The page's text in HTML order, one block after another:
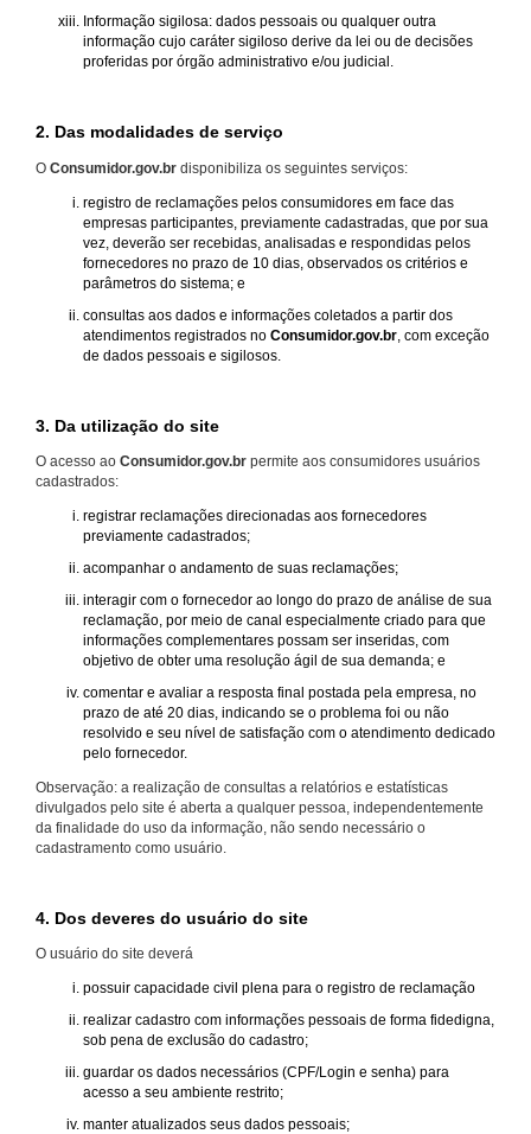
Informação sigilosa: dados pessoais ou qualquer outra
informação cujo caráter sigiloso derive da lei ou de decisões
proferidas por órgão administrativo e/ou judicial.
2. Das modalidades de serviço
O Consumidor.gov.br disponibiliza os seguintes serviços:
registro de reclamações pelos consumidores em face das
empresas participantes, previamente cadastradas, que por sua
vez, deverão ser recebidas, analisadas e respondidas pelos
fornecedores no prazo de 10 dias, observados os critérios e
parâmetros do sistema; e
consultas aos dados e informações coletados a partir dos
atendimentos registrados no Consumidor.gov.br , com exceção
de dados pessoais e sigilosos.
3. Da utilização do site
O acesso ao Consumidor.gov.br permite aos consumidores usuários
cadastrados:
registrar reclamações direcionadas aos fornecedores
previamente cadastrados;
acompanhar o andamento de suas reclamações;
interagir com o fornecedor ao longo do prazo de análise de sua
reclamação, por meio de canal especialmente criado para que
informações complementares possam ser inseridas, com
objetivo de obter uma resolução ágil de sua demanda; e
comentar e avaliar a resposta final postada pela empresa, no
prazo de até 20 dias, indicando se o problema foi ou não
resolvido e seu nível de satisfação com o atendimento dedicado
pelo fornecedor.
Observação: a realização de consultas a relatórios e estatísticas
divulgados pelo site é aberta a qualquer pessoa, independentemente
da finalidade do uso da informação, não sendo necessário o
cadastramento como usuário.
4. Dos deveres do usuário do site
O usuário do site deverá
possuir capacidade civil plena para o registro de reclamação
realizar cadastro com informações pessoais de forma fidedigna,
sob pena de exclusão do cadastro;
guardar os dados necessários (CPF/Login e senha) para
acesso a seu ambiente restrito;
manter atualizados seus dados pessoais;